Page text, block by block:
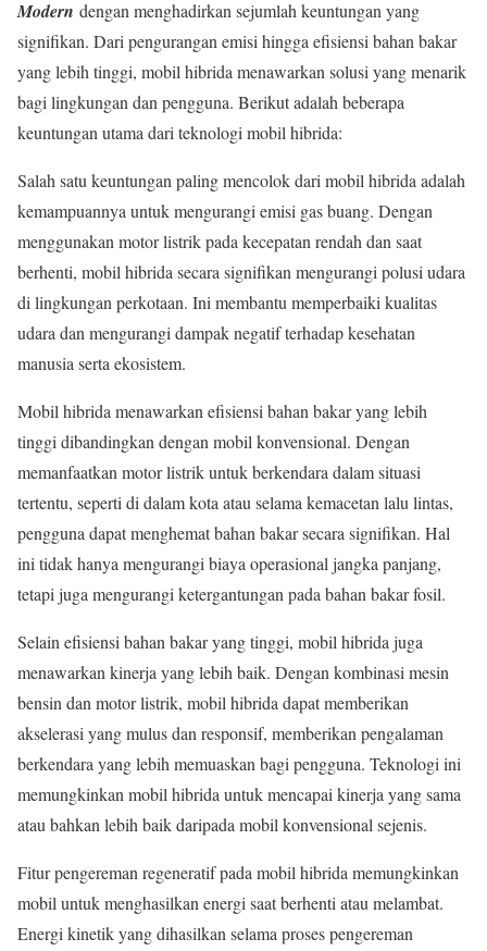
Modern dengan menghadirkan sejumlah keuntungan yang
signifikan. Dari pengurangan emisi hingga efisiensi bahan bakar
yang lebih tinggi, mobil hibrida menawarkan solusi yang menarik
bagi lingkungan dan pengguna. Berikut adalah beberapa
keuntungan utama dari teknologi mobil hibrida:
Salah satu keuntungan paling mencolok dari mobil hibrida adalah
kemampuannya untuk mengurangi emisi gas buang. Dengan
menggunakan motor listrik pada kecepatan rendah dan saat
berhenti, mobil hibrida secara signifikan mengurangi polusi udara
di lingkungan perkotaan. Ini membantu memperbaiki kualitas
udara dan mengurangi dampak negatif terhadap kesehatan
manusia serta ekosistem.
Mobil hibrida menawarkan efisiensi bahan bakar yang lebih
tinggi dibandingkan dengan mobil konvensional. Dengan
memanfaatkan motor listrik untuk berkendara dalam situasi
tertentu, seperti di dalam kota atau selama kemacetan lalu lintas,
pengguna dapat menghemat bahan bakar secara signifikan. Hal
ini tidak hanya mengurangi biaya operasional jangka panjang,
tetapi juga mengurangi ketergantungan pada bahan bakar fosil.
Selain efisiensi bahan bakar yang tinggi, mobil hibrida juga
menawarkan kinerja yang lebih baik. Dengan kombinasi mesin
bensin dan motor listrik, mobil hibrida dapat memberikan
akselerasi yang mulus dan responsif, memberikan pengalaman
berkendara yang lebih memuaskan bagi pengguna. Teknologi ini
memungkinkan mobil hibrida untuk mencapai kinerja yang sama
atau bahkan lebih baik daripada mobil konvensional sejenis.
Fitur pengereman regeneratif pada mobil hibrida memungkinkan
mobil untuk menghasilkan energi saat berhenti atau melambat.
Energi kinetik yang dihasilkan selama proses pengereman